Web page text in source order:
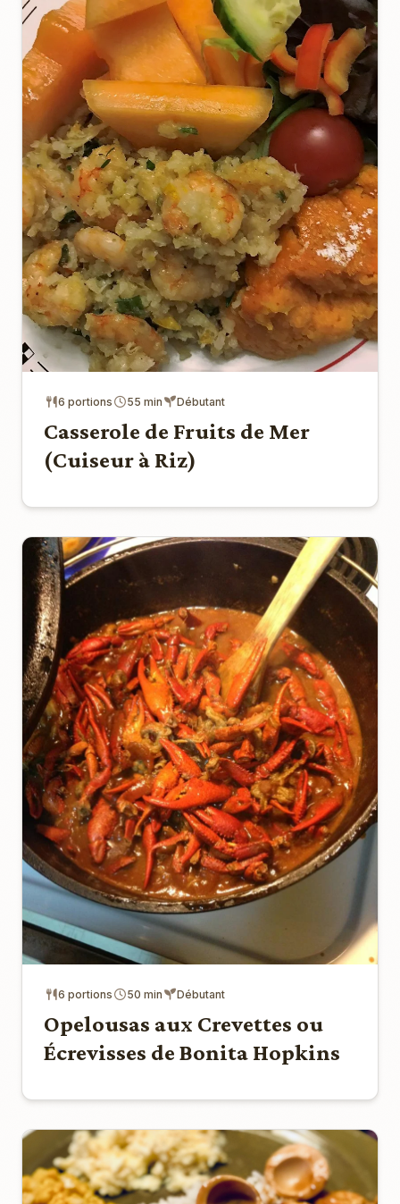
6 portions 55 min Débutant
Casserole de Fruits de Mer
(Cuiseur à Riz)
6 portions 50 min Débutant
Opelousas aux Crevettes ou
Écrevisses de Bonita Hopkins